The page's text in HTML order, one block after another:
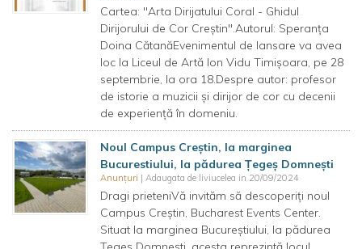
Cartea: "Arta Dirijatului Coral - Ghidul
Dirijorului de Cor Creștin".Autorul: Speranța
Doina CătanăEvenimentul de lansare va avea
loc la Liceul de Artă Ion Vidu Timișoara, pe 28
septembrie, la ora 18.Despre autor: profesor
de istorie a muzicii și dirijor de cor cu decenii
de experiență în domeniu.
Noul Campus Creștin, la marginea
Bucurestiului, la pădurea Țegeș Domnești
Anunțuri | Adaugata de liviucelea in 20/09/2024
Dragi prieteniVă invităm să descoperiți noul
Campus Creștin, Bucharest Events Center.
Situat la marginea Bucureștiului, la pădurea